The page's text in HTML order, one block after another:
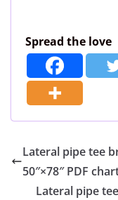
Spread the love
Lateral pipe tee
50″×78″ PDF
Lateral pipe